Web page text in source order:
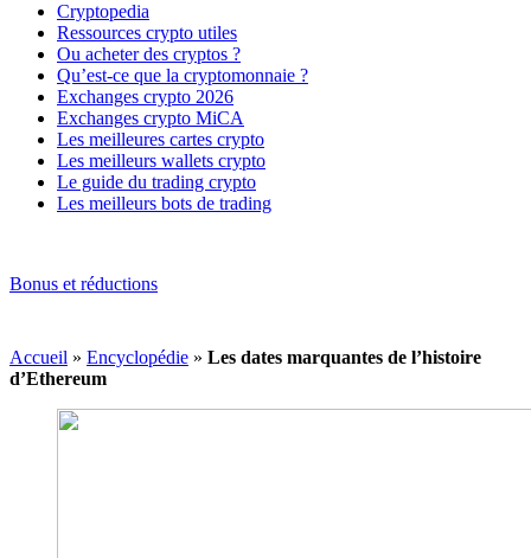
Cryptopedia
Ressources crypto utiles
Ou acheter des cryptos ?
Qu’est-ce que la cryptomonnaie ?
Exchanges crypto 2026
Exchanges crypto MiCA
Les meilleures cartes crypto
Les meilleurs wallets crypto
Le guide du trading crypto
Les meilleurs bots de trading
Bonus et réductions
Accueil » Encyclopédie » Les dates marquantes de l’histoire
d’Ethereum